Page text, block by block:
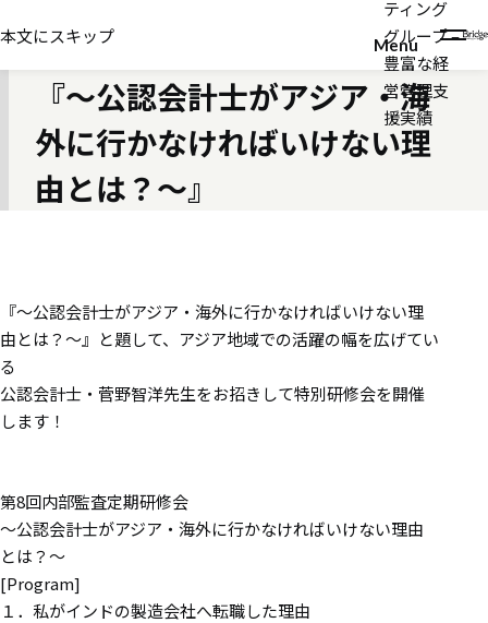
本文にスキップ
ティング
グループ –
豊富な経
営管理支
援実績
Menu
特別研修会を開催します！
『～公認会計士がアジア・海
外に行かなければいけない理
由とは？～』
『～公認会計士がアジア・海外に行かなければいけない理
由とは？～』と題して、アジア地域での活躍の幅を広げてい
る
公認会計士・菅野智洋先生をお招きして特別研修会を開催
します！
第8回内部監査定期研修会
～公認会計士がアジア・海外に行かなければいけない理由
とは？～
[Program]
１．私がインドの製造会社へ転職した理由